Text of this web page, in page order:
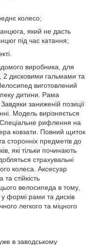
колесо;
який не дасть
під час катання;
виробника, для
2 дисковими гальмами та
виготовлений
дитини. Рама
Завдяки заниженій позиції
Модель вирізняється
рифлення на
ковзати. Повний щиток
сторонніх предметів до
які тільки починають
страхувальні
колеса. Аксесуар
стійкість
велосипеда в тому,
формі рами та дисків
легкого та міцного
в заводському